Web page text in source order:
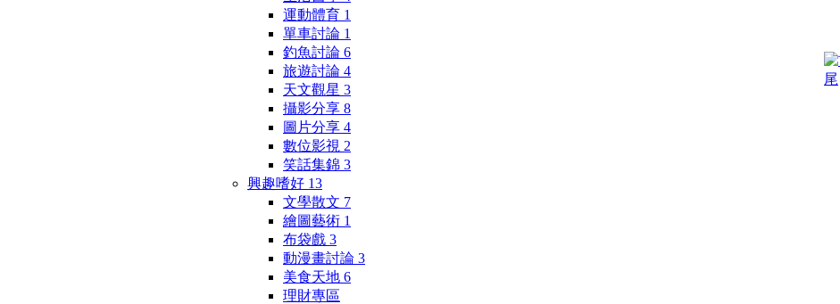
運動體育 1
單車討論 1
釣魚討論 6
旅遊討論 4
天文觀星 3
攝影分享 8
圖片分享 4
數位影視 2
笑話集錦 3
興趣嗜好 13
文學散文 7
繪圖藝術 1
布袋戲 3
動漫畫討論 3
美食天地 6
理財專區